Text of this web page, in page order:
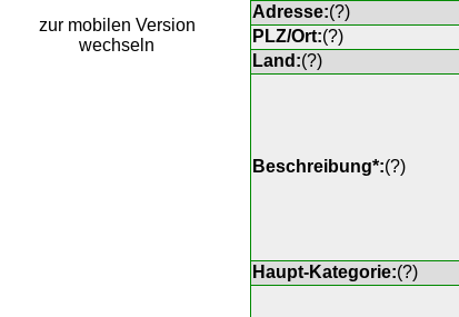
zur mobilen Version
wechseln
Adresse:(?)
PLZ/Ort:(?)
Land:(?)
Beschreibung*:(?)
Haupt-Kategorie:(?)